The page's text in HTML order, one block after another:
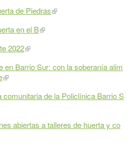
de Piedras
en el B
2022
en Barrio Sur: con la soberanía alim
comunitaria de la Policlínica Barrio S
abiertas a talleres de huerta y co